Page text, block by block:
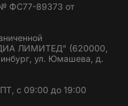
ФС77-89373 от
ЛИМИТЕД" (620000,
ул. Юмашева, д.
с 09:00 до 19:00